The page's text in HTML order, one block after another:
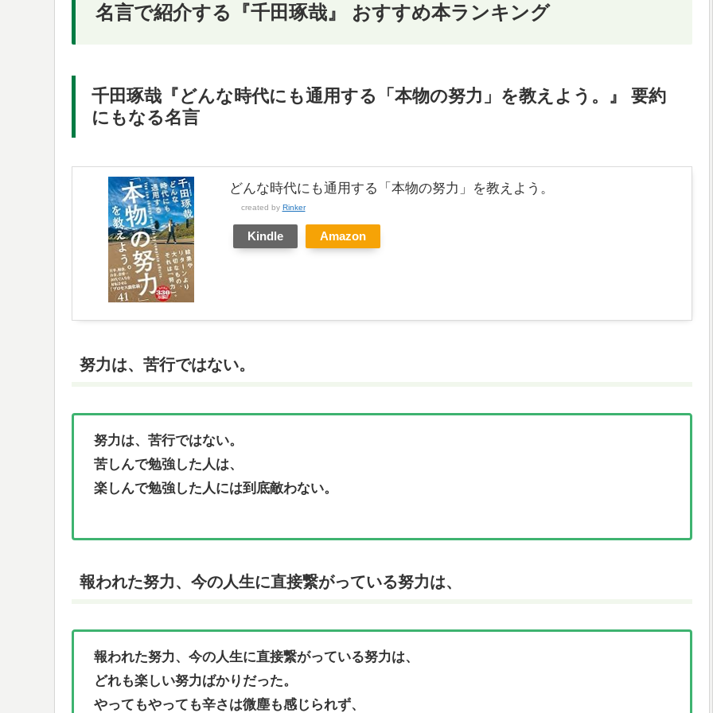
名言で紹介する『千田琢哉』 おすすめ本ランキング
千田琢哉『どんな時代にも通用する「本物の努力」を教えよう。』 要約
にもなる名言
どんな時代にも通用する「本物の努力」を教えよう。
created by Rinker
Kindle Amazon
努力は、苦行ではない。
努力は、苦行ではない。
苦しんで勉強した人は、
楽しんで勉強した人には到底敵わない。
報われた努力、今の人生に直接繋がっている努力は、
報われた努力、今の人生に直接繋がっている努力は、
どれも楽しい努力ばかりだった。
やってもやっても辛さは微塵も感じられず、